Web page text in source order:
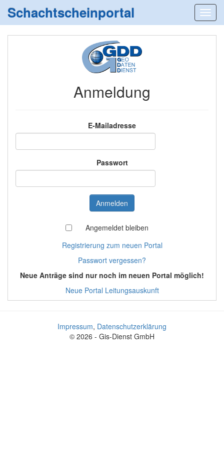
Schachtscheinportal
Anmeldung
E-Mailadresse
Passwort
Angemeldet bleiben
Registrierung zum neuen Portal
Passwort vergessen?
Neue Anträge sind nur noch im neuen Portal möglich!
Neue Portal Leitungsauskunft
Impressum, Datenschutzerklärung
© 2026 - Gis-Dienst GmbH